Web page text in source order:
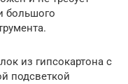
большого
из гипсокартона с
подсветкой